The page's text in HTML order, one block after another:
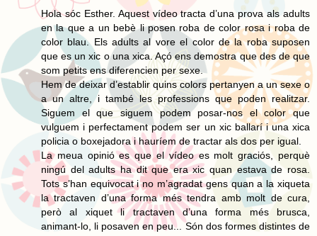
Hola sóc Esther. Aquest vídeo tracta d’una prova als adults
en la que a un bebè li posen roba de color rosa i roba de
color blau. Els adults al vore el color de la roba suposen
que es un xic o una xica. Açó ens demostra que des de que
som petits ens diferencien per sexe.
Hem de deixar d’establir quins colors pertanyen a un sexe o
a un altre, i també les professions que poden realitzar.
Siguem el que siguem podem posar-nos el color que
vulguem i perfectament podem ser un xic ballarí i una xica
policia o boxejadora i hauríem de tractar als dos per igual.
La meua opinió es que el vídeo es molt graciós, perquè
ningú del adults ha dit que era xic quan estava de rosa.
Tots s’han equivocat i no m’agradat gens quan a la xiqueta
la tractaven d’una forma més tendra amb molt de cura,
però al xiquet li tractaven d’una forma més brusca,
animant-lo, li posaven en peu... Són dos formes distintes de